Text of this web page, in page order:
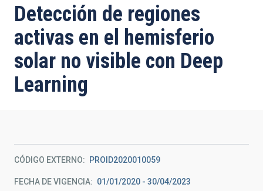
de
ayuda
a
la
navegación
Detección de regiones
activas en el hemisferio
solar no visible con Deep
Learning
CÓDIGO EXTERNO PROID2020010059
FECHA DE VIGENCIA 01/01/2020 - 30/04/2023